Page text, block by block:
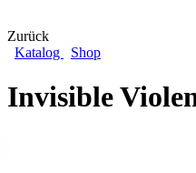
Zurück
Katalog
Shop
Invisible